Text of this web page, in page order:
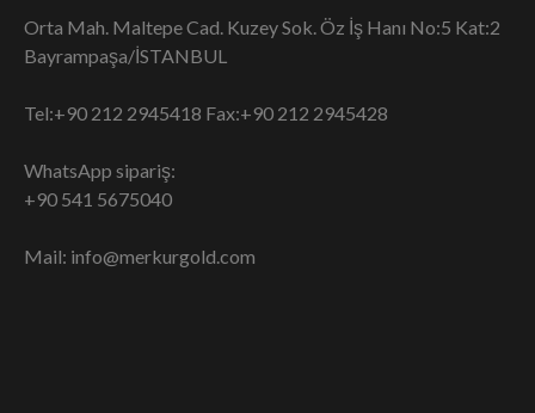
Orta Mah. Maltepe Cad. Kuzey Sok. Öz İş Hanı No:5 Kat:2
Bayrampaşa/İSTANBUL
Tel:+90 212 2945418 Fax:+90 212 2945428
WhatsApp sipariş:
+90 541 5675040
Mail: info@merkurgold.com